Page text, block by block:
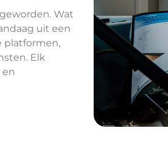
Wat
uit een
platformen,
Elk
en